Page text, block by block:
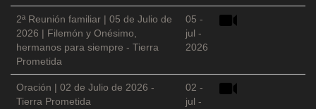
2ª Reunión familiar | 05 de Julio de
2026 | Filemón y Onésimo,
hermanos para siempre - Tierra
Prometida
05 -
jul -
2026
Oración | 02 de Julio de 2026 -
Tierra Prometida
02 -
jul -